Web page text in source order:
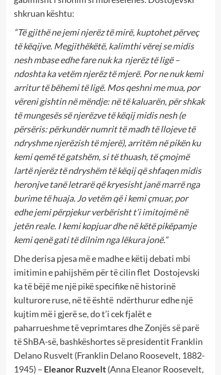
shkruan kështu:
“Të gjithë ne jemi njerëz të mirë, kuptohet përveç
të këqijve. Megjithëkëtë, kalimthi vërej se midis
nesh mbase edhe fare nuk ka njerëz të ligë –
ndoshta ka vetëm njerëz të mjerë. Por ne nuk kemi
arritur të bëhemi të ligë. Mos qeshni me mua, por
vëreni gishtin në mëndje: në të kaluarën, për shkak
të mungesës së njerëzve të këqij midis nesh (e
përsëris: përkundër numrit të madh të llojeve të
ndryshme njerëzish të mjerë), arritëm në pikën ku
kemi qemë të gatshëm, si të thuash, të çmojmë
lartë njerëz të ndryshëm të këqij që shfaqen midis
heronjve tanë letrarë që kryesisht janë marrë nga
burime të huaja. Jo vetëm që i kemi çmuar, por
edhe jemi përpjekur verbërisht t’i imitojmë në
jetën reale. I kemi kopjuar dhe në këtë pikëpamje
kemi qenë gati të dilnim nga lëkura jonë.”
Dhe derisa pjesa më e madhe e këtij debati mbi
imitimin e pahijshëm për të cilin flet Dostojevski
ka të bëjë me një pikë specifike në historinë
kulturore ruse, në të është ndërthurur edhe një
kujtim më i gjerë se, do t’i cek fjalët e
paharrueshme të veprimtares dhe Zonjës së parë
të ShBA-së, bashkëshortes së presidentit Franklin
Delano Rusvelt (Franklin Delano Roosevelt, 1882-
1945) – Eleanor Ruzvelt(Anna Eleanor Roosevelt,